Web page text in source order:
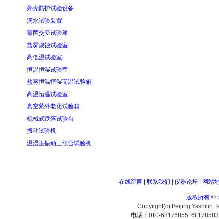
外壳防护试验设备
滴水试验装置
霉菌交变试验箱
盐雾腐蚀试验室
高低温试验室
恒温恒湿试验室
盐雾恒温恒湿高温试验箱
高温恒温试验室
真空紫外老化试验箱
机械式跌落试验台
振动试验机
温湿度振动三综合试验机
在线留言| 联系我们 仪器论坛| 网站
版权所有©
Copyright(c) Beijing Yashilin
电话：010-68176855